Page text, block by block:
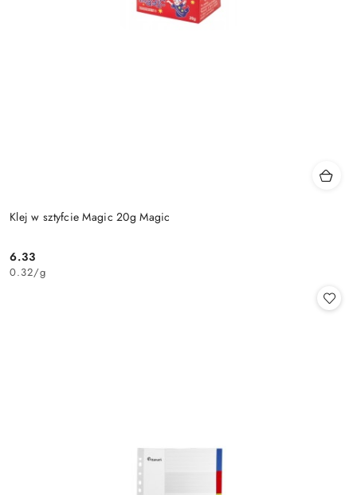
Klej w sztyfcie Magic 20g Magic
Cena:
6.33
0.32/g